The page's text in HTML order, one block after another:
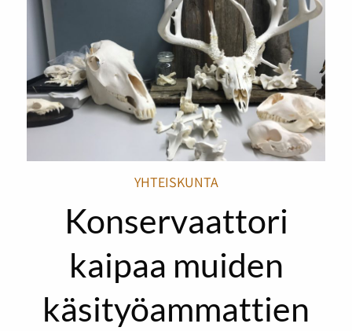
YHTEISKUNTA
Konservaattori
kaipaa muiden
käsityöammattien